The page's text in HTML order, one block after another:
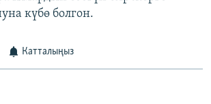
күбө болгон.
Катталыңыз